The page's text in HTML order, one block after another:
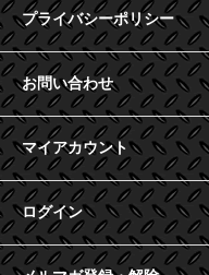
プライバシーポリシー
お問い合わせ
マイアカウント
ログイン